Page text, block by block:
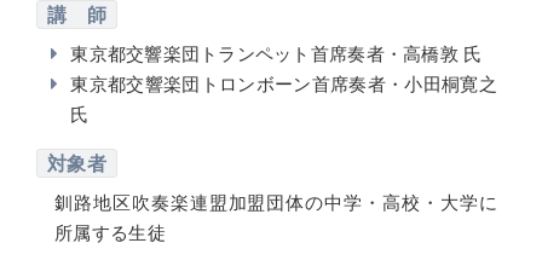
講 師
東京都交響楽団トランペット首席奏者・高橋敦 氏
東京都交響楽団トロンボーン首席奏者・小田桐寛之
氏
対象者
釧路地区吹奏楽連盟加盟団体の中学・高校・大学に
所属する生徒